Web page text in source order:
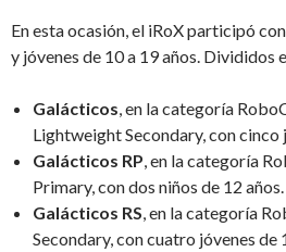
En esta ocasión, el iRoX participó
y jóvenes de 10 a 19 años. Divididos
Galácticos, en la categoría
Lightweight Secondary, con cinco
Galácticos RP, en la categoría
Primary, con dos niños de 12 años.
Galácticos RS, en la categoría
Secondary, con cuatro jóvenes de